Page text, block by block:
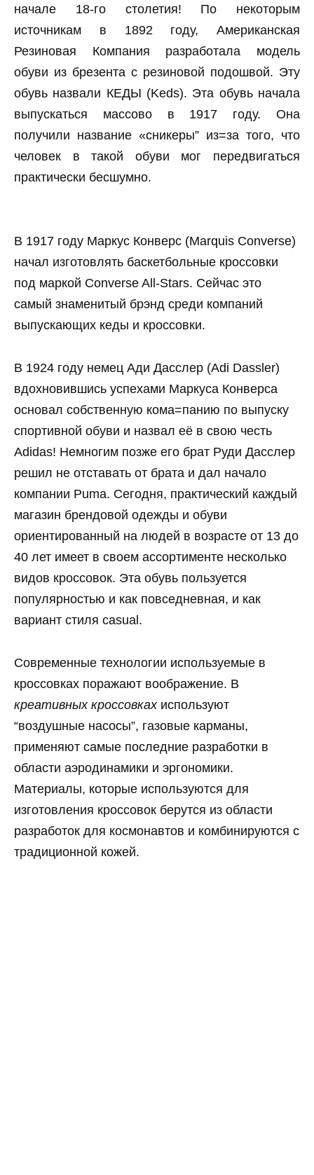
начале 18-го столетия! По некоторым
источникам в 1892 году, Американская
Резиновая Компания разработала модель
обуви из брезента с резиновой подошвой. Эту
обувь назвали КЕДЫ (Keds). Эта обувь начала
выпускаться массово в 1917 году. Она
получили название «сникеры” из=за того, что
человек в такой обуви мог передвигаться
практически бесшумно.
В 1917 году Маркус Конверс (Marquis Converse)
начал изготовлять баскетбольные кроссовки
под маркой Converse All-Stars. Сейчас это
самый знаменитый брэнд среди компаний
выпускающих кеды и кроссовки.
В 1924 году немец Ади Дасслер (Adi Dassler)
вдохновившись успехами Маркуса Конверса
основал собственную кома=панию по выпуску
спортивной обуви и назвал её в свою честь
Adidas! Немногим позже его брат Руди Дасслер
решил не отставать от брата и дал начало
компании Puma. Сегодня, практический каждый
магазин брендовой одежды и обуви
ориентированный на людей в возрасте от 13 до
40 лет имеет в своем ассортименте несколько
видов кроссовок. Эта обувь пользуется
популярностью и как повседневная, и как
вариант стиля casual.
Современные технологии используемые в
кроссовках поражают воображение. В
креативных кроссовкахиспользуют
“воздушные насосы”, газовые карманы,
применяют самые последние разработки в
области аэродинамики и эргономики.
Материалы, которые используются для
изготовления кроссовок берутся из области
разработок для космонавтов и комбинируются с
традиционной кожей.